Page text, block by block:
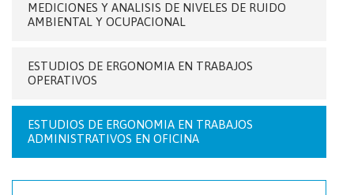
MEDICIONES Y ANALISIS DE NIVELES DE RUIDO
AMBIENTAL Y OCUPACIONAL
ESTUDIOS DE ERGONOMIA EN TRABAJOS
OPERATIVOS
ESTUDIOS DE ERGONOMIA EN TRABAJOS
ADMINISTRATIVOS EN OFICINA